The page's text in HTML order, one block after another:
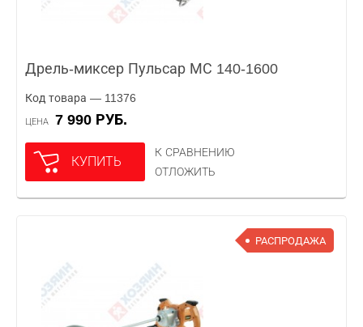
Дрель-миксер Пульсар МС 140-1600
Код товара — 11376
ЦЕНА 7 990 РУБ.
КУПИТЬ
К СРАВНЕНИЮ
ОТЛОЖИТЬ
РАСПРОДАЖА